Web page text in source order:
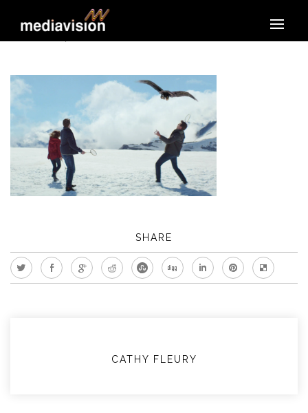
SHARE
CATHY FLEURY